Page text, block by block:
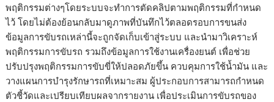
พฤติกรรมต่างๆโดยระบบจะทำการตัดคลิปตามพฤติกรรมที่กำหนด
ไว้ โดยไม่ต้องย้อนกลับมาดูภาพที่บันทึกไว้ตลอดรอบการขนส่ง
ข้อมูลการขับรถเหล่านี้จะถูกจัดเก็บเข้าสู่ระบบ และนำมาวิเคราะห์
พฤติกรรมการขับรถ รวมถึงข้อมูลการใช้งานเครื่องยนต์ เพื่อช่วย
ปรับปรุงพฤติกรรมการขับขี่ให้ปลอดภัยขึ้น ควบคุมการใช้น้ำมัน และ
วางแผนการบำรุงรักษารถที่เหมาะสม ผู้ประกอบการสามารถกำหนด
ตัวชี้วัดและเปรียบเทียบผลจากรายงาน เพื่อประเมินการขับรถของ